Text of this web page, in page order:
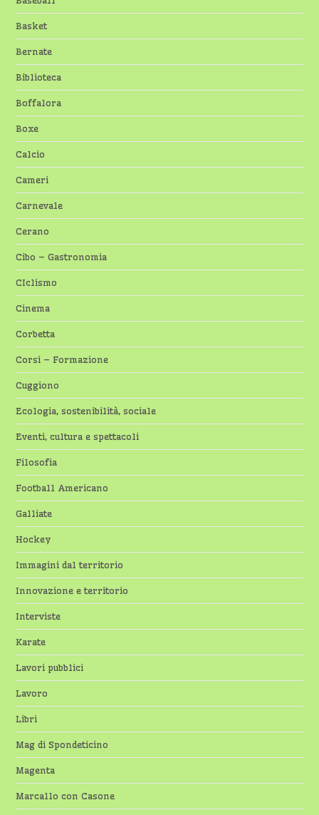
Basket
Bernate
Biblioteca
Boffalora
Boxe
Calcio
Cameri
Carnevale
Cerano
Cibo – Gastronomia
CIclismo
Cinema
Corbetta
Corsi – Formazione
Cuggiono
Ecologia, sostenibilità, sociale
Eventi, cultura e spettacoli
Filosofia
Football Americano
Galliate
Hockey
Immagini dal territorio
Innovazione e territorio
Interviste
Karate
Lavori pubblici
Lavoro
Libri
Mag di Spondeticino
Magenta
Marcallo con Casone